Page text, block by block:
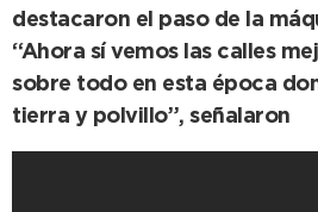
destacaron el paso de la
“Ahora sí vemos las calles
sobre todo en esta época
tierra y polvillo”, señalaron